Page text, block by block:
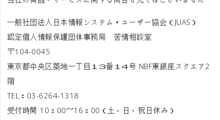
一般社団法人日本情報システム・ユーザー協会（JUAS）
認定個人情報保護団体事務局 苦情相談室
〒104-0045
東京都中央区築地一丁目１３番１４号 NBF東銀座スクエア2
階
TEL：03-6264-1318
受付時間 10：00～16：00（土、日、祝日休み）